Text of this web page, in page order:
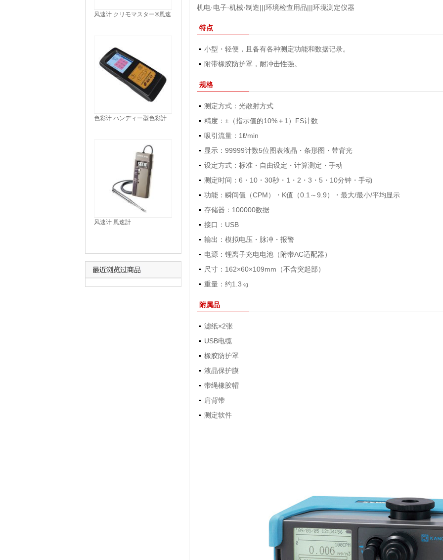
机电·电子·机械·制造|||环境检查用品|||环境测定仪器
特点
小型・轻便，且备有各种测定功能和数据记录。
附带橡胶防护罩，耐冲击性强。
规格
测定方式：光散射方式
精度：±（指示值的10%＋1）FS计数
吸引流量：1ℓ/min
显示：99999计数5位图表液晶・条形图・带背光
设定方式：标准・自由设定・计算测定・手动
测定时间：6・10・30秒・1・2・3・5・10分钟・手动
功能：瞬间值（CPM）・K值（0.1～9.9）・最大/最小/平均显示
存储器：100000数据
接口：USB
输出：模拟电压・脉冲・报警
电源：锂离子充电电池（附带AC适配器）
尺寸：162×60×109mm（不含突起部）
重量：约1.3㎏
附属品
滤纸×2张
USB电缆
橡胶防护罩
液晶保护膜
带绳橡胶帽
肩背带
测定软件
风速计 クリモマスター®風速
色彩计 ハンディー型色彩計
风速计 風速計